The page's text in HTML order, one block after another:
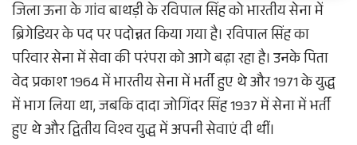
जिला ऊना के गांव बाथड़ी के रविपाल सिंह को भारतीय सेना में
ब्रिगेडियर के पद पर पदोन्नत किया गया है। रविपाल सिंह का
परिवार सेना में सेवा की परंपरा को आगे बढ़ा रहा है। उनके पिता
वेद प्रकाश 1964 में भारतीय सेना में भर्ती हुए थे और 1971 के युद्ध
में भाग लिया था, जबकि दादा जोगिंदर सिंह 1937 में सेना में भर्ती
हुए थे और द्वितीय विश्व युद्ध में अपनी सेवाएं दी थीं।